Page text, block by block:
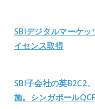
SBIデジタルマーケ
イセンス取得
SBI子会社の英B2C2
施。シンガポール